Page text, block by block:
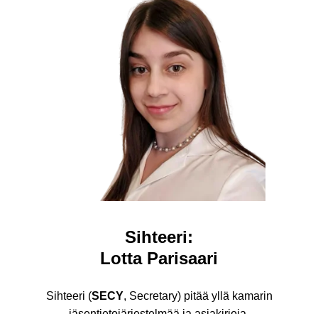
Sihteeri:
Lotta Parisaari
Sihteeri (SECY, Secretary) pitää yllä kamarin